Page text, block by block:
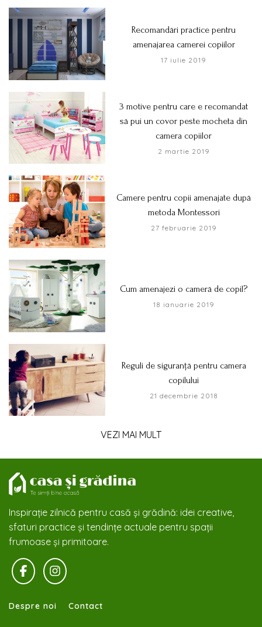
Recomandări practice pentru
amenajarea camerei copiilor
17 iulie 2019
3 motive pentru care e recomandat
să pui un covor peste mocheta din
camera copiilor
2 martie 2019
Camere pentru copii amenajate după
metoda Montessori
27 februarie 2019
Cum amenajezi o cameră de copil?
18 ianuarie 2019
Reguli de siguranță pentru camera
copilului
21 decembrie 2018
VEZI MAI MULT
Inspirație zilnică pentru casă și grădină: idei creative,
sfaturi practice și tendințe actuale pentru spații
frumoase și primitoare.
Despre noi Contact